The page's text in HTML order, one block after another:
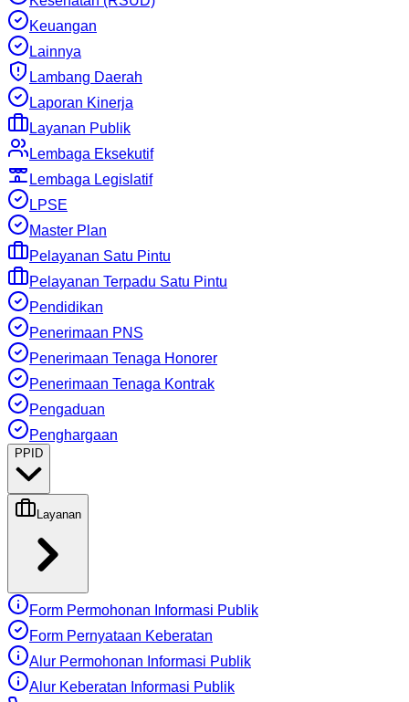
Keuangan
Lainnya
Lambang Daerah
Laporan Kinerja
Layanan Publik
Lembaga Eksekutif
Lembaga Legislatif
LPSE
Master Plan
Pelayanan Satu Pintu
Pelayanan Terpadu Satu Pintu
Pendidikan
Penerimaan PNS
Penerimaan Tenaga Honorer
Penerimaan Tenaga Kontrak
Pengaduan
Penghargaan
PPID
Layanan
Form Permohonan Informasi Publik
Form Pernyataan Keberatan
Alur Permohonan Informasi Publik
Alur Keberatan Informasi Publik